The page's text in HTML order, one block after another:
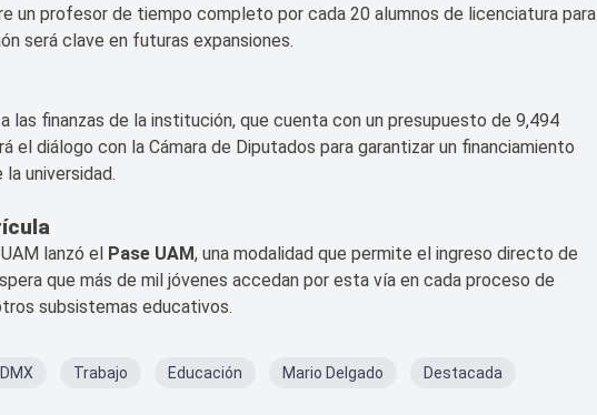
un profesor de tiempo completo por cada 20 alumnos de licenciatura para
será clave en futuras expansiones.
finanzas de la institución, que cuenta con un presupuesto de 9,494
el diálogo con la Cámara de Diputados para garantizar un financiamiento
universidad.
lanzó el Pase UAM, una modalidad que permite el ingreso directo de
que más de mil jóvenes accedan por esta vía en cada proceso de
subsistemas educativos.
Trabajo Educación Mario Delgado Destacada